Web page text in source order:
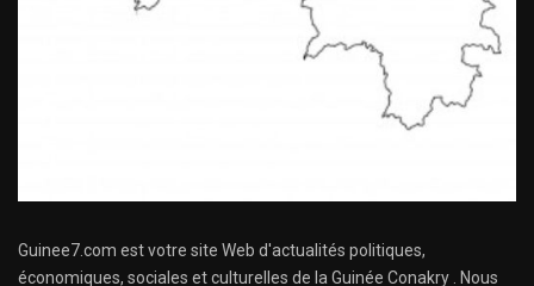
Guinee7.com est votre site Web d'actualités politiques,
économiques, sociales et culturelles de la Guinée Conakry . Nous